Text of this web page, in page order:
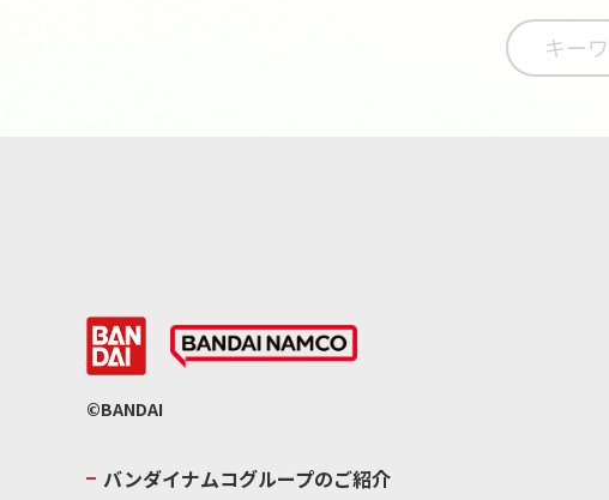
©BANDAI
バンダイナムコグループのご紹介